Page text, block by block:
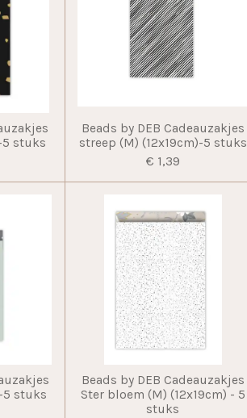
5 stuks
Beads by DEB Cadeauzakjes
streep (M) (12x19cm)-5 stuks
€ 1,39
5 stuks
Beads by DEB Cadeauzakjes
Ster bloem (M) (12x19cm) - 5
stuks